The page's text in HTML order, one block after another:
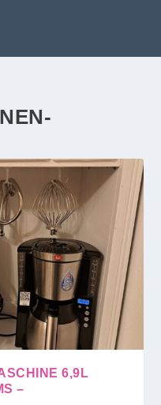
6,9L
–